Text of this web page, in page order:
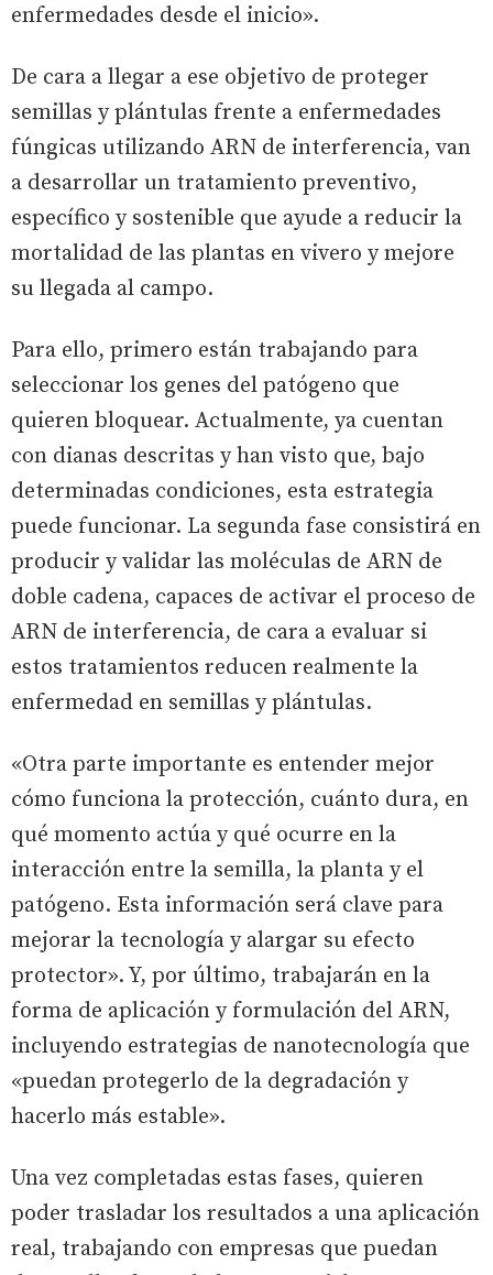
enfermedades desde el inicio».
De cara a llegar a ese objetivo de proteger
semillas y plántulas frente a enfermedades
fúngicas utilizando ARN de interferencia, van
a desarrollar un tratamiento preventivo,
específico y sostenible que ayude a reducir la
mortalidad de las plantas en vivero y mejore
su llegada al campo.
Para ello, primero están trabajando para
seleccionar los genes del patógeno que
quieren bloquear. Actualmente, ya cuentan
con dianas descritas y han visto que, bajo
determinadas condiciones, esta estrategia
puede funcionar. La segunda fase consistirá en
producir y validar las moléculas de ARN de
doble cadena, capaces de activar el proceso de
ARN de interferencia, de cara a evaluar si
estos tratamientos reducen realmente la
enfermedad en semillas y plántulas.
«Otra parte importante es entender mejor
cómo funciona la protección, cuánto dura, en
qué momento actúa y qué ocurre en la
interacción entre la semilla, la planta y el
patógeno. Esta información será clave para
mejorar la tecnología y alargar su efecto
protector». Y, por último, trabajarán en la
forma de aplicación y formulación del ARN,
incluyendo estrategias de nanotecnología que
«puedan protegerlo de la degradación y
hacerlo más estable».
Una vez completadas estas fases, quieren
poder trasladar los resultados a una aplicación
real, trabajando con empresas que puedan